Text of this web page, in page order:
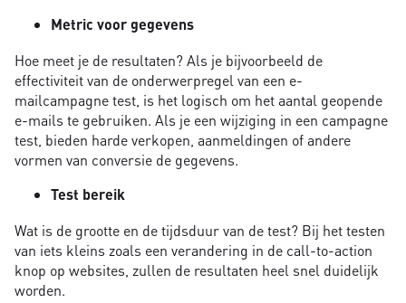
Metric voor gegevens
Hoe meet je de resultaten? Als je bijvoorbeeld de
effectiviteit van de onderwerpregel van een e-
mailcampagne test, is het logisch om het aantal geopende
e-mails te gebruiken. Als je een wijziging in een campagne
test, bieden harde verkopen, aanmeldingen of andere
vormen van conversie de gegevens.
Test bereik
Wat is de grootte en de tijdsduur van de test? Bij het testen
van iets kleins zoals een verandering in de call-to-action
knop op websites, zullen de resultaten heel snel duidelijk
worden.